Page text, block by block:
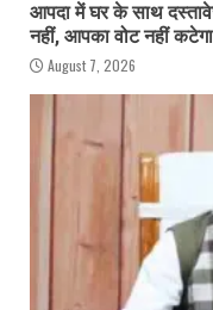
आपदा में घर के साथ
नहीं, आपका वोट नहीं कटेगा
August 7, 2026